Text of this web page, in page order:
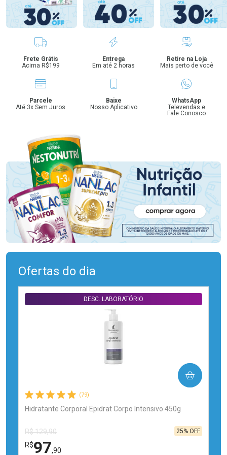
Benefícios
Frete Grátis
Acima R$199
Entrega
Em até 2 horas
Retire na Loja
Mais perto de você
Parcele
Até 3x Sem Juros
Baixe
Nosso Aplicativo
WhatsApp
Televendas e
Fale Conosco
Ofertas do dia
(79)
Hidratante Corporal Epidrat Corpo Intensivo 450g
DESC. LABORATÓRIO
R$ 129,90
R$97,90
25% OFF
COMPRAR